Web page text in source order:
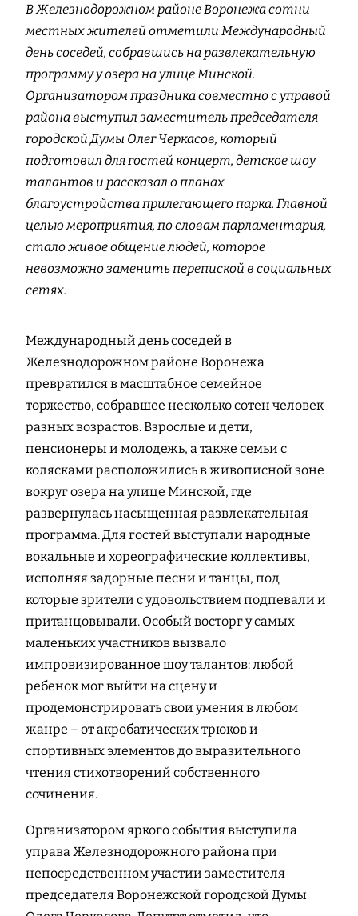
В Железнодорожном районе Воронежа сотни
местных жителей отметили Международный
день соседей, собравшись на развлекательную
программу у озера на улице Минской.
Организатором праздника совместно с управой
района выступил заместитель председателя
городской Думы Олег Черкасов, который
подготовил для гостей концерт, детское шоу
талантов и рассказал о планах
благоустройства прилегающего парка. Главной
целью мероприятия, по словам парламентария,
стало живое общение людей, которое
невозможно заменить перепиской в социальных
сетях.
Международный день соседей в
Железнодорожном районе Воронежа
превратился в масштабное семейное
торжество, собравшее несколько сотен человек
разных возрастов. Взрослые и дети,
пенсионеры и молодежь, а также семьи с
колясками расположились в живописной зоне
вокруг озера на улице Минской, где
развернулась насыщенная развлекательная
программа. Для гостей выступали народные
вокальные и хореографические коллективы,
исполняя задорные песни и танцы, под
которые зрители с удовольствием подпевали и
пританцовывали. Особый восторг у самых
маленьких участников вызвало
импровизированное шоу талантов: любой
ребенок мог выйти на сцену и
продемонстрировать свои умения в любом
жанре – от акробатических трюков и
спортивных элементов до выразительного
чтения стихотворений собственного
сочинения.
Организатором яркого события выступила
управа Железнодорожного района при
непосредственном участии заместителя
председателя Воронежской городской Думы